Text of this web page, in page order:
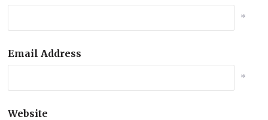
*
Email Address
*
Website